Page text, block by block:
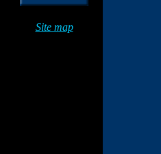
Site map